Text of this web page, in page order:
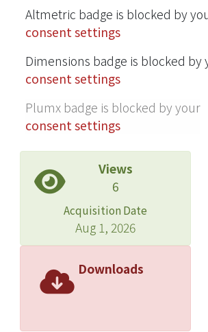
Altmetric badge is blocked by
consent settings
Dimensions badge is blocked by
consent settings
Plumx badge is blocked by your
consent settings
Views
6
Acquisition Date
Aug 1, 2026
Downloads